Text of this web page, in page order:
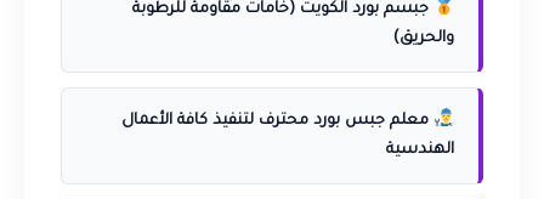
جبسم بورد الكويت (خامات مقاومة للرطوبة
والحريق)
معلم جبس بورد محترف لتنفيذ كافة الأعمال
الهندسية